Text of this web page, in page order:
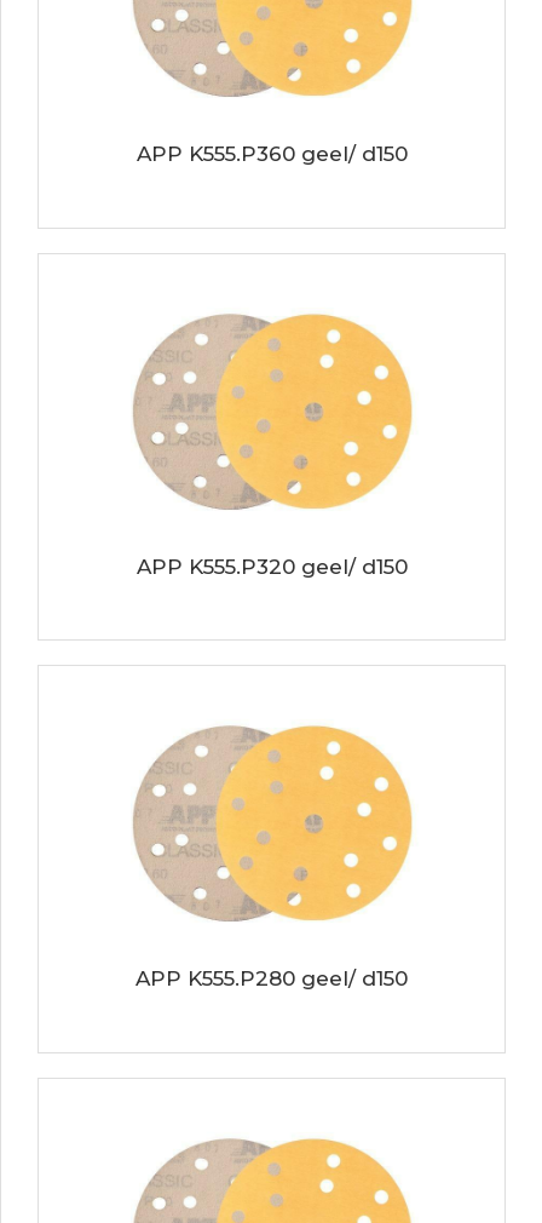
APP K555.P360 geel/ d150
APP K555.P320 geel/ d150
APP K555.P280 geel/ d150